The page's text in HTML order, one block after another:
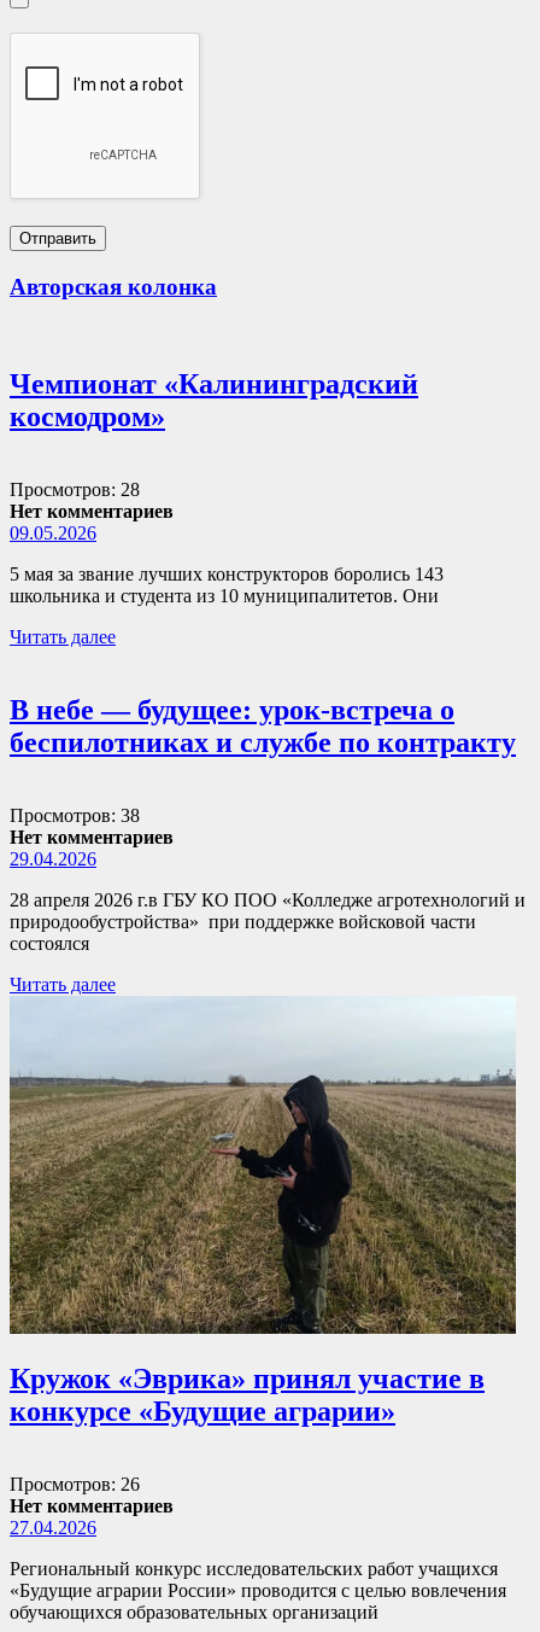
Авторская колонка
Чемпионат «Калининградский
космодром»
Просмотров: 28
Нет комментариев
09.05.2026
5 мая за звание лучших конструкторов боролись 143
школьника и студента из 10 муниципалитетов. Они
Читать далее
В небе — будущее: урок-встреча о
беспилотниках и службе по контракту
Просмотров: 38
Нет комментариев
29.04.2026
28 апреля 2026 г.в ГБУ КО ПОО «Колледже агротехнологий и
природообустройства» при поддержке войсковой части
состоялся
Читать далее
Кружок «Эврика» принял участие в
конкурсе «Будущие аграрии»
Просмотров: 26
Нет комментариев
27.04.2026
Региональный конкурс исследовательских работ учащихся
«Будущие аграрии России» проводится с целью вовлечения
обучающихся образовательных организаций